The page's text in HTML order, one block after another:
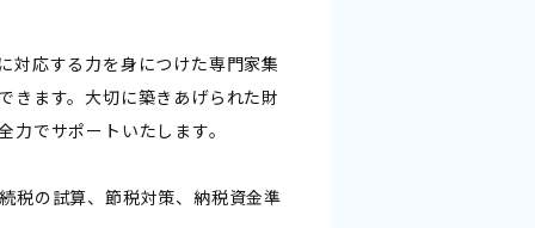
対応する力を身につけた専門家集
きます。大切に築きあげられた財
でサポートいたします。
税の試算、節税対策、納税資金準